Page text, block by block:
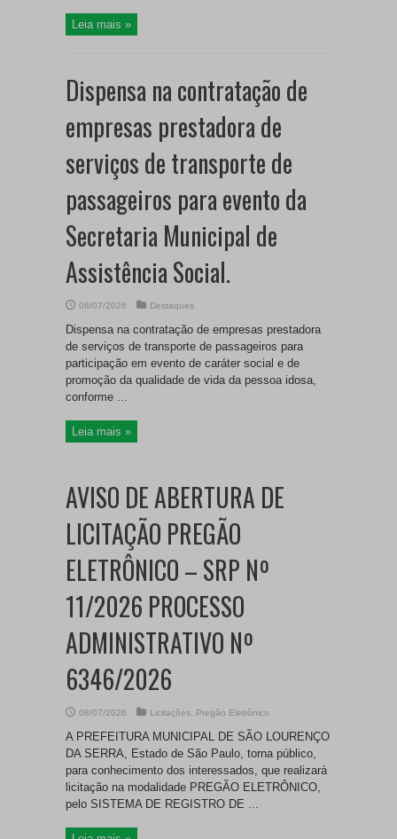
Leia mais »
Dispensa na contratação de
empresas prestadora de
serviços de transporte de
passageiros para evento da
Secretaria Municipal de
Assistência Social.
08/07/2026 Destaques
Dispensa na contratação de empresas prestadora
de serviços de transporte de passageiros para
participação em evento de caráter social e de
promoção da qualidade de vida da pessoa idosa,
conforme ...
Leia mais »
AVISO DE ABERTURA DE
LICITAÇÃO PREGÃO
ELETRÔNICO – SRP Nº
11/2026 PROCESSO
ADMINISTRATIVO Nº
6346/2026
08/07/2026 Licitações Pregão Eletrônico
A PREFEITURA MUNICIPAL DE SÃO LOURENÇO
DA SERRA, Estado de São Paulo, torna público,
para conhecimento dos interessados, que realizará
licitação na modalidade PREGÃO ELETRÔNICO,
pelo SISTEMA DE REGISTRO DE ...